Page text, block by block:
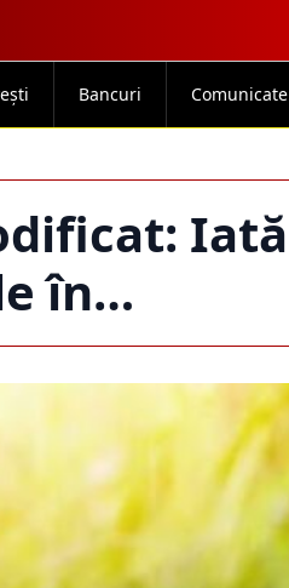
Bancuri Comunicate
Iată
în…